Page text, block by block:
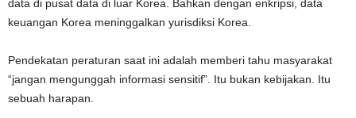
data di pusat data di luar Korea. Bahkan dengan enkripsi, data
keuangan Korea meninggalkan yurisdiksi Korea.
Pendekatan peraturan saat ini adalah memberi tahu masyarakat
“jangan mengunggah informasi sensitif”. Itu bukan kebijakan. Itu
sebuah harapan.